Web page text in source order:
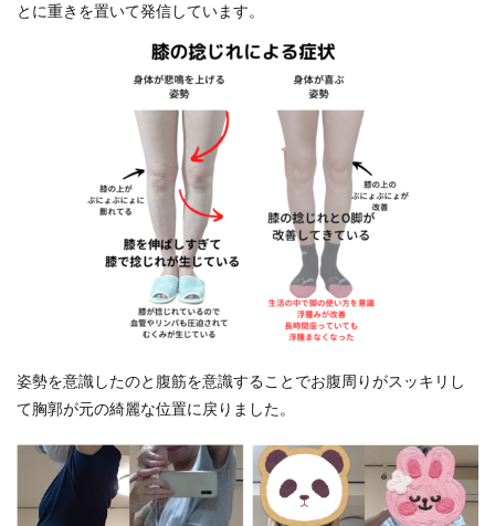
とに重きを置いて発信しています。
姿勢を意識したのと腹筋を意識することでお腹周りがスッキリし
て胸郭が元の綺麗な位置に戻りました。